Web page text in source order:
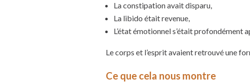
La constipation avait disparu,
La libido était revenue,
L’état émotionnel s’était profondément
Le corps et l’esprit avaient retrouvé une
Ce que cela nous montre